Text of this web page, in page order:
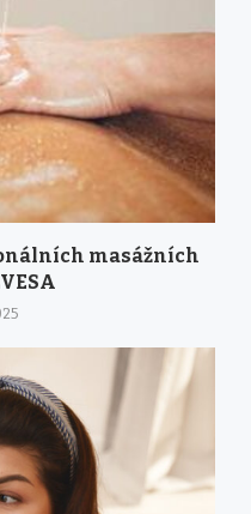
masážních